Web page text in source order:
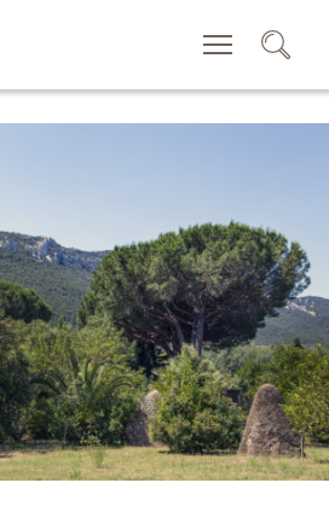
SUCHEN